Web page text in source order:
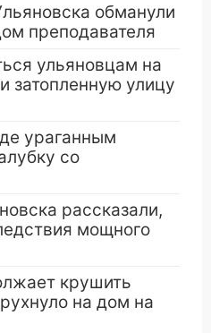
обманули
преподавателя
ульяновцам на
затопленную улицу
ураганным
со
рассказали,
мощного
крушить
на дом на